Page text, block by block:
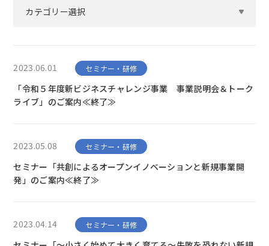
カテゴリー選択
2023.06.01 セミナー・研修
「令和５年度新ビジネスチャレンジ事業 事業説明会＆トーク
ライブ」のご案内≪終了≫
2023.05.08 セミナー・研修
セミナー「共創によるオープンイノベーションと新規事業開
発」のご案内≪終了≫
2023.04.14 セミナー・研修